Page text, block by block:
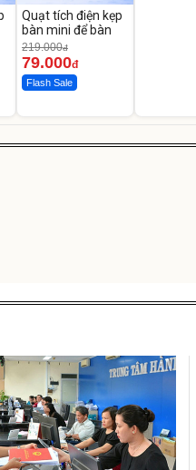
Quạt tích điện kẹp
bàn mini để bàn
219.000đ
79.000đ
Flash Sale